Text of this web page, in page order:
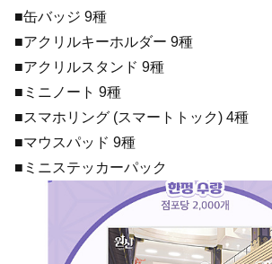
■缶バッジ 9種
■アクリルキーホルダー 9種
■アクリルスタンド 9種
■ミニノート 9種
■スマホリング (スマートトック) 4種
■マウスパッド 9種
■ミニステッカーパック